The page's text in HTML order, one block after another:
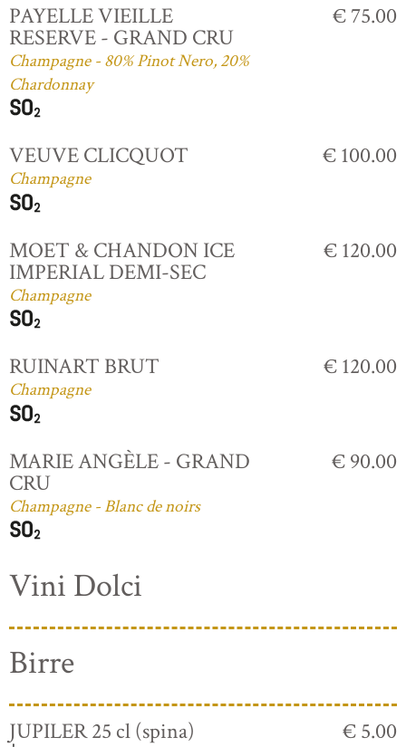
PAYELLE VIEILLE
RESERVE - GRAND CRU
Champagne - 80% Pinot Nero, 20%
Chardonnay
€ 75.00
VEUVE CLICQUOT
Champagne
€ 100.00
MOET & CHANDON ICE
IMPERIAL DEMI-SEC
Champagne
€ 120.00
RUINART BRUT
Champagne
€ 120.00
MARIE ANGÈLE - GRAND
CRU
Champagne - Blanc de noirs
€ 90.00
Vini Dolci
Birre
JUPILER 25 cl (spina) € 5.00